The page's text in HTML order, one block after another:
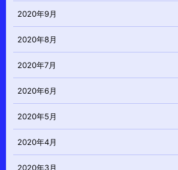
2020年9月
2020年8月
2020年7月
2020年6月
2020年5月
2020年4月
2020年3月